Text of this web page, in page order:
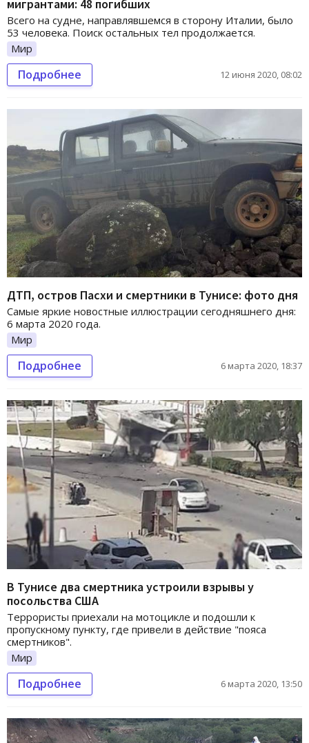
мигрантами: 48 погибших
Всего на судне, направлявшемся в сторону Италии, было
53 человека. Поиск остальных тел продолжается.
Мир
Подробнее 12 июня 2020, 08:02
ДТП, остров Пасхи и смертники в Тунисе: фото дня
Самые яркие новостные иллюстрации сегодняшнего дня:
6 марта 2020 года.
Мир
Подробнее 6 марта 2020, 18:37
В Тунисе два смертника устроили взрывы у
посольства США
Террористы приехали на мотоцикле и подошли к
пропускному пункту, где привели в действие "пояса
смертников".
Мир
Подробнее 6 марта 2020, 13:50